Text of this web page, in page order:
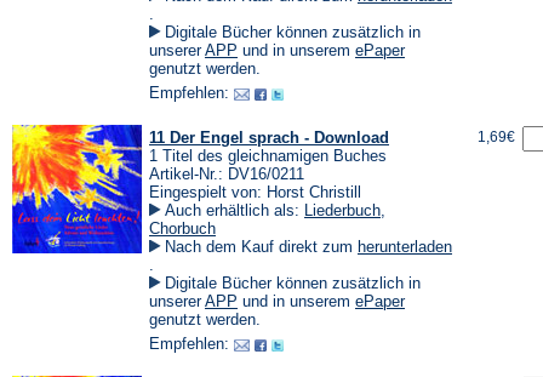
in
einem
neuen
Tab)
.
Digitale Bücher können zusätzlich in
unsererAPP (Öffnet
in
neuen
und in unserem ePaper(Öffnet
genutzt werden.
Empfehlen:
11 Der Engel sprach - Download
1 Titel des gleichnamigen Buches
Artikel-Nr.: DV16/0211
Eingespielt von: Horst Christill
Auch erhältlich als: Liederbuch,
Chorbuch
Nach dem Kauf direkt zum herunterladen
in
einem
neuen
Tab)
.
Digitale Bücher können zusätzlich in
unsererAPP (Öffnet
in
neuen
und in unserem ePaper(Öffnet
genutzt werden.
Empfehlen:
1,69€